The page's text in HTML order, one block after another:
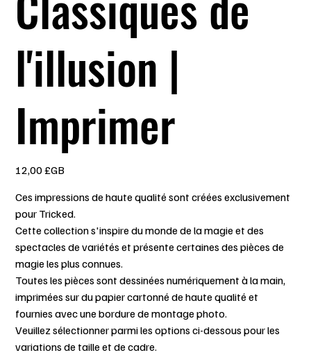
l'illusion |
Imprimer
12,00 £GB
Ces impressions de haute qualité sont créées exclusivement
pour Tricked.
Cette collection s'inspire du monde de la magie et des
spectacles de variétés et présente certaines des pièces de
magie les plus connues.
Toutes les pièces sont dessinées numériquement à la main,
imprimées sur du papier cartonné de haute qualité et
fournies avec une bordure de montage photo.
Veuillez sélectionner parmi les options ci-dessous pour les
variations de taille et de cadre.